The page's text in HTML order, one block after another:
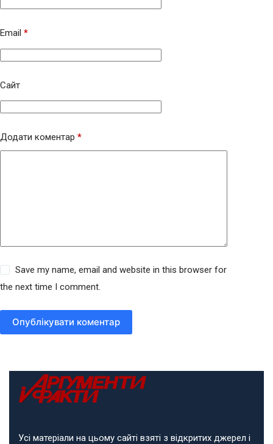
Email *
Сайт
Додати коментар *
Save my name, email and website in this browser for
the next time I comment.
Опублікувати коментар
Усі матеріали на цьому сайті взяті з відкритих джерел і